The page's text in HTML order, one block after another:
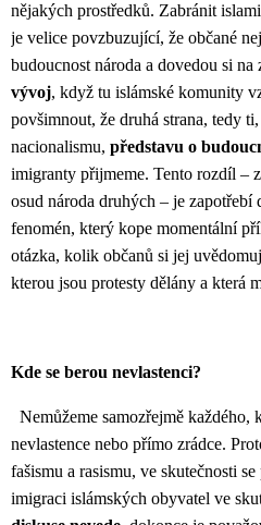
nějakých prostředků. Zabránit
je velice povzbuzující, že občané
budoucnost národa a dovedou si na
vývoj, když tu islámské komunity
povšimnout, že druhá strana, tedy
nacionalismu, představu o
imigranty přijmeme. Tento rozdíl –
osud národa druhých – je
fenomén, který kope momentální
otázka, kolik občanů si jej
kterou jsou protesty dělány a která
Kde se berou nevlastenci?
Nemůžeme samozřejmě každého,
nevlastence nebo přímo zrádce.
fašismu a rasismu, ve skutečnosti
imigraci islámských obyvatel ve